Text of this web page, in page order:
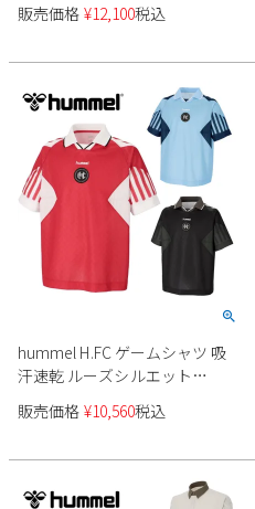
販売価格 ¥12,100税込
hummel H.FC ゲームシャツ 吸
汗速乾 ルーズシルエット
HAG3033 メンズ
販売価格 ¥10,560税込